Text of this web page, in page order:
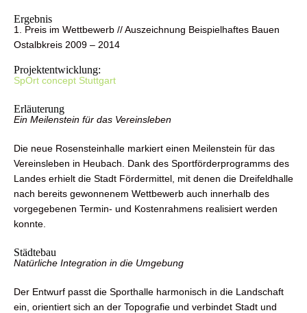
Ergebnis
1. Preis im Wettbewerb // Auszeichnung Beispielhaftes Bauen
Ostalbkreis 2009 – 2014
Projektentwicklung:
SpOrt concept Stuttgart
Erläuterung
Ein Meilenstein für das Vereinsleben
Die neue Rosensteinhalle markiert einen Meilenstein für das
Vereinsleben in Heubach. Dank des Sportförderprogramms des
Landes erhielt die Stadt Fördermittel, mit denen die Dreifeldhalle
nach bereits gewonnenem Wettbewerb auch innerhalb des
vorgegebenen Termin- und Kostenrahmens realisiert werden
konnte.
Städtebau
Natürliche Integration in die Umgebung
Der Entwurf passt die Sporthalle harmonisch in die Landschaft
ein, orientiert sich an der Topografie und verbindet Stadt und